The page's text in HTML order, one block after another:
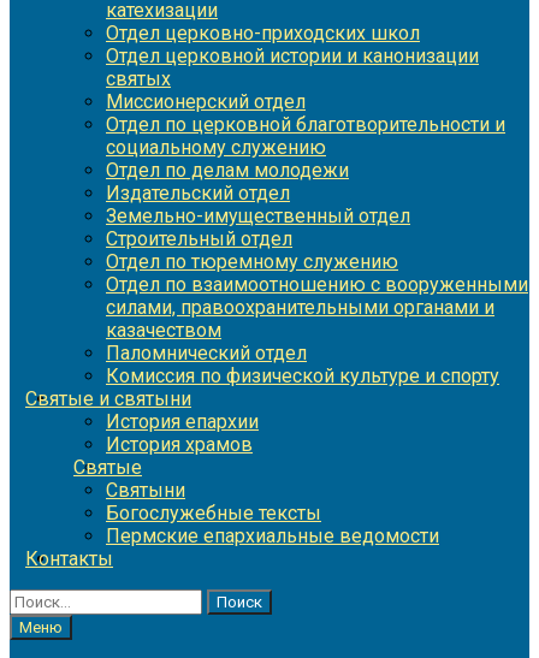
катехизации
Отдел церковно-приходских школ
Отдел церковной истории и канонизации
святых
Миссионерский отдел
Отдел по церковной благотворительности и
социальному служению
Отдел по делам молодежи
Издательский отдел
Земельно-имущественный отдел
Строительный отдел
Отдел по тюремному служению
Отдел по взаимоотношению с вооруженными
силами, правоохранительными органами и
казачеством
Паломнический отдел
Комиссия по физической культуре и спорту
Святые и святыни
История епархии
История храмов
Святые
Святыни
Богослужебные тексты
Пермские епархиальные ведомости
Контакты
Найти:
Меню